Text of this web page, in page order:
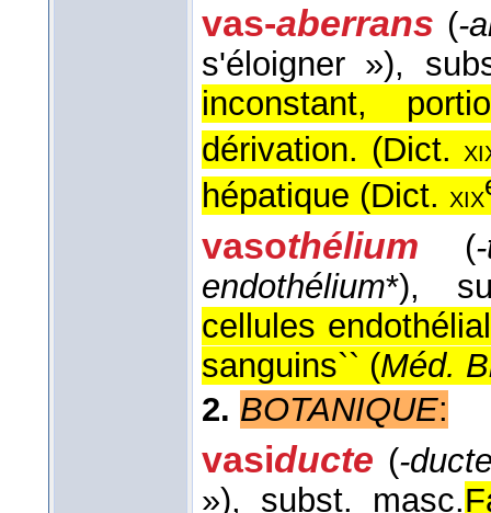
vas-aberrans (-
s'éloigner »),
inconstant,
dérivation. (Dict.
hépatique (Dict. xix
vasothélium (
endothélium*),
cellules
sanguins`` (Méd.
2. BOTANIQUE:
vasiducte (-
»), subst. masc.